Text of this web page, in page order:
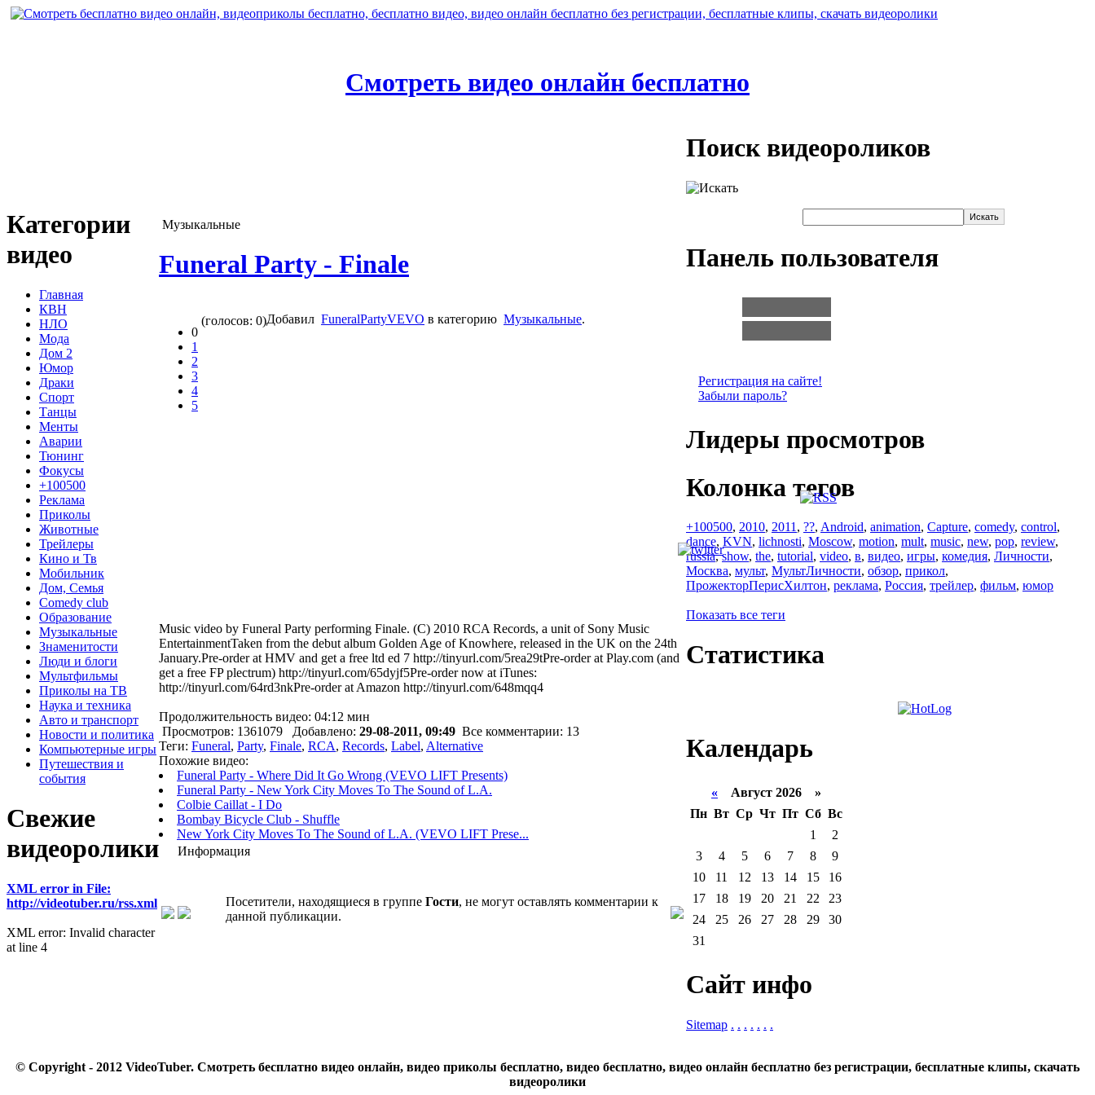
Смотреть видео онлайн бесплатно
Категории
видео
Главная
КВН
НЛО
Мода
Дом 2
Юмор
Драки
Спорт
Танцы
Менты
Аварии
Тюнинг
Фокусы
+100500
Реклама
Приколы
Животные
Трейлеры
Кино и Тв
Мобильник
Дом, Семья
Comedy club
Образование
Музыкальные
Знаменитости
Люди и блоги
Мультфильмы
Приколы на ТВ
Наука и техника
Авто и транспорт
Новости и политика
Компьютерные игры
Путешествия и
события
Свежие
видеоролики
XML error in File:
http://videotuber.ru/rss.xml
XML error: Invalid character
at line 4
Музыкальные
Funeral Party - Finale
0
1
2
3
4
5
(голосов: 0)Добавил FuneralPartyVEVO в категорию Музыкальные.
Music video by Funeral Party performing Finale. (C) 2010 RCA Records, a unit of Sony Music
EntertainmentTaken from the debut album Golden Age of Knowhere, released in the UK on the 24th
January.Pre-order at HMV and get a free ltd ed 7 http://tinyurl.com/5rea29tPre-order at Play.com (and
get a free FP plectrum) http://tinyurl.com/65dyjf5Pre-order now at iTunes:
http://tinyurl.com/64rd3nkPre-order at Amazon http://tinyurl.com/648mqq4
Продолжительность видео: 04:12 мин
Просмотров: 1361079 Добавлено: 29-08-2011, 09:49 Все комментарии: 13
Теги: Funeral, Party, Finale, RCA, Records, Label, Alternative
Похожие видео:
Funeral Party - Where Did It Go Wrong (VEVO LIFT Presents)
Funeral Party - New York City Moves To The Sound of L.A.
Colbie Caillat - I Do
Bombay Bicycle Club - Shuffle
New York City Moves To The Sound of L.A. (VEVO LIFT Prese...
Информация
Посетители, находящиеся в группе Гости, не могут оставлять комментарии к
данной публикации.
Поиск видеороликов
Панель пользователя
Регистрация на сайте!
Забыли пароль?
Лидеры просмотров
Колонка тегов
+100500, 2010, 2011 , ??, Android, animation, Capture, comedy, control,
dance, KVN, lichnosti, Moscow, motion, mult, music, new, pop, review,
russia,show, the, tutorial, video, в, видео, игры, комедия, Личности,
Москва, мульт, МультЛичности, обзор, прикол,
ПрожекторПерисХилтон, реклама, Россия, трейлер, фильм, юмор
Показать все теги
Статистика
Календарь
« Август 2026 »
Пн Вт Ср Чт Пт Сб Вс
1
2
3
4 5 6 7 8
9
10
11 12 13 14 15
16
17
18 19 20 21 22
23
24
25 26 27 28 29
30
31
Сайт инфо
Sitemap . . . . . . .
© Copyright - 2012 VideoTuber. Смотреть бесплатно видео онлайн, видео приколы бесплатно, видео бесплатно, видео онлайн бесплатно без регистрации, бесплатные клипы, скачать
видеоролики